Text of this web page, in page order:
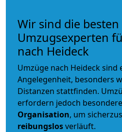
Wir sind die besten
Umzugsexperten
nach Heideck
Umzüge nach Heideck sind
Angelegenheit, besonders
Distanzen stattfinden.
erfordern jedoch besondere
Organisation, um
reibungslosverläuft.